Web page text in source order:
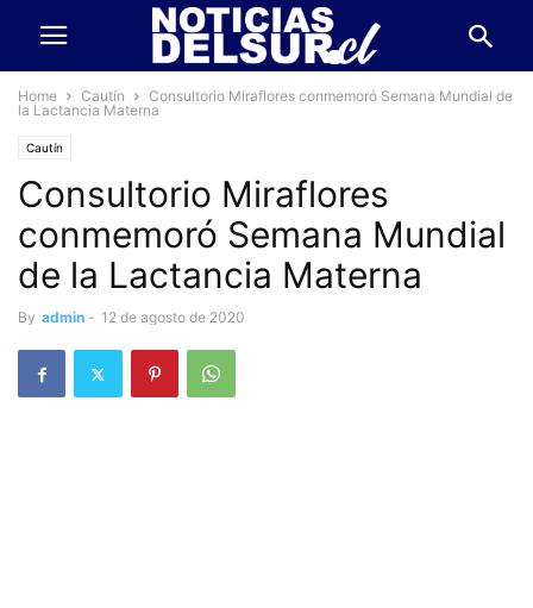
Home Cautín
Consultorio Miraflores conmemoró Semana Mundial de
la Lactancia Materna
Cautín
Consultorio Miraflores
conmemoró Semana Mundial
de la Lactancia Materna
By admin - 12 de agosto de 2020